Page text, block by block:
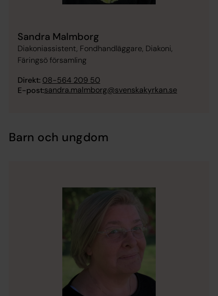
Sandra Malmborg
Diakoniassistent, Fondhandläggare, Diakoni,
Färingsö församling
Direkt: 08-564 209 50
E-post:sandra.malmborg@svenskakyrkan.se
Barn och ungdom